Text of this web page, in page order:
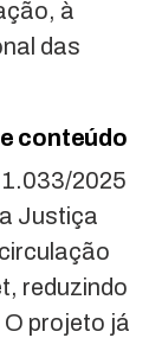
à
das
conteúdo
2025
Justiça
reduzindo
projeto já